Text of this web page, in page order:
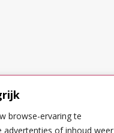
browse-ervaring te
advertenties of inhoud weer